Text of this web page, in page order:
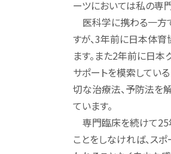
ーツにおいては私の専
医科学に携わる一方
すが、3年前に日本体
ます。また2年前に日
サポートを模索してい
切な治療法、予防法を
ています。
専門臨床を続けて25
ことをしなければ、ス